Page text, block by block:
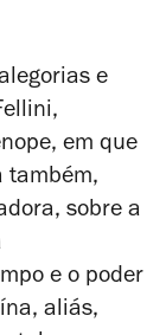
e
, em que
também,
sobre a
e o poder
aliás,